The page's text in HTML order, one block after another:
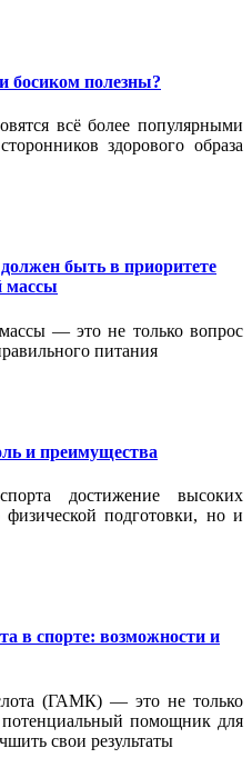
босиком полезны?
всё более популярными
здорового образа
быть в приоритете
массы
— это не только вопрос
питания
и преимущества
достижение высоких
физической подготовки, но и
в спорте: возможности и
(ГАМК) — это не только
помощник для
свои результаты